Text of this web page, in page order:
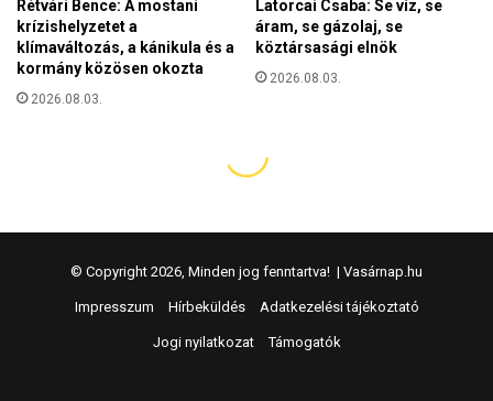
© Copyright 2026, Minden jog fenntartva! | Vasárnap.hu
Impresszum Hírbeküldés Adatkezelési tájékoztató
Jogi nyilatkozat Támogatók